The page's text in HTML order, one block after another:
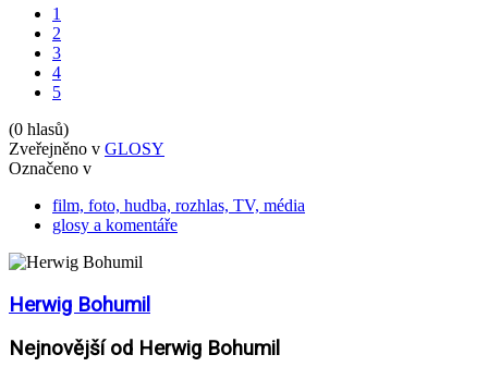
1
2
3
4
5
(0 hlasů)
Zveřejněno v GLOSY
Označeno v
film, foto, hudba, rozhlas, TV, média
glosy a komentáře
Herwig Bohumil
Nejnovější od Herwig Bohumil